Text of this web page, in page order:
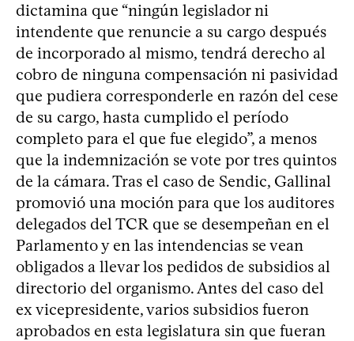
dictamina que “ningún legislador ni
intendente que renuncie a su cargo después
de incorporado al mismo, tendrá derecho al
cobro de ninguna compensación ni pasividad
que pudiera corresponderle en razón del cese
de su cargo, hasta cumplido el período
completo para el que fue elegido”, a menos
que la indemnización se vote por tres quintos
de la cámara. Tras el caso de Sendic, Gallinal
promovió una moción para que los auditores
delegados del TCR que se desempeñan en el
Parlamento y en las intendencias se vean
obligados a llevar los pedidos de subsidios al
directorio del organismo. Antes del caso del
ex vicepresidente, varios subsidios fueron
aprobados en esta legislatura sin que fueran